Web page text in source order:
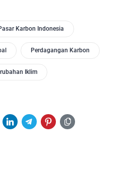
Karbon Indonesia
Perdagangan Karbon
Iklim